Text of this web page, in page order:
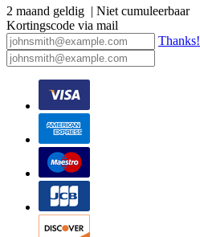
2 maand geldig | Niet cumuleerbaar
Kortingscode via mail
Thanks!